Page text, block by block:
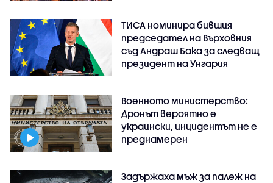
ТИСА номинира бившия
председател на Върховния
съд Андраш Бака за следващ
президент на Унгария
Военното министерство:
Дронът вероятно е
украински, инцидентът не е
преднамерен
Задържаха мъж за палеж на